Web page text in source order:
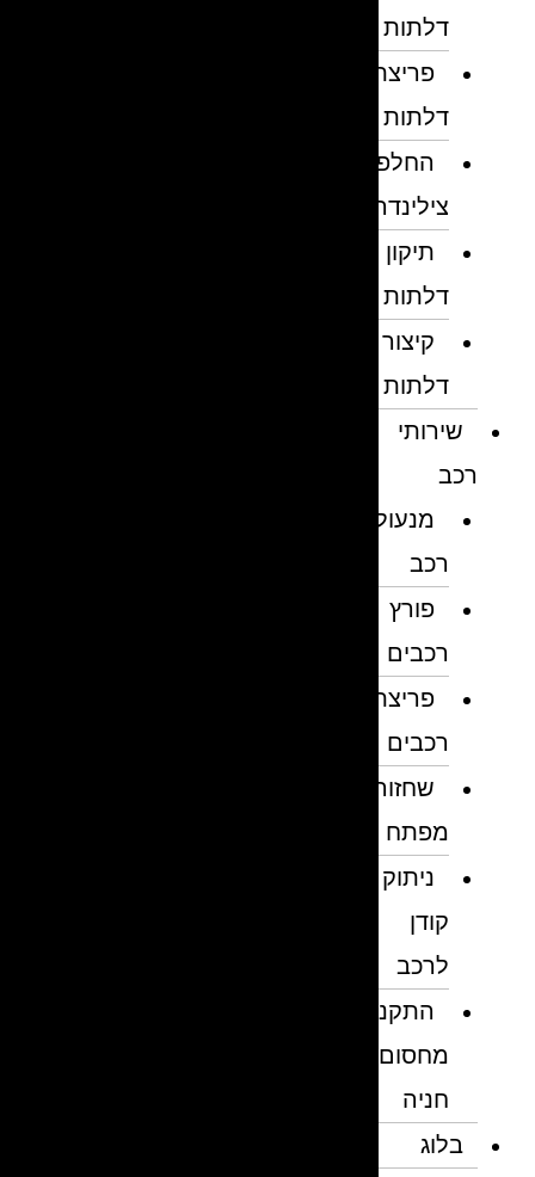
דלתות
פריצת
דלתות
החלפת
צילינדרים
תיקון
דלתות
קיצור
דלתות
שירותי
מנעולן
פורץ
רכבים
פריצת
רכבים
שחזור
מפתח
ניתוק
לרכב
התקנת
מחסום
חניה
בלוג